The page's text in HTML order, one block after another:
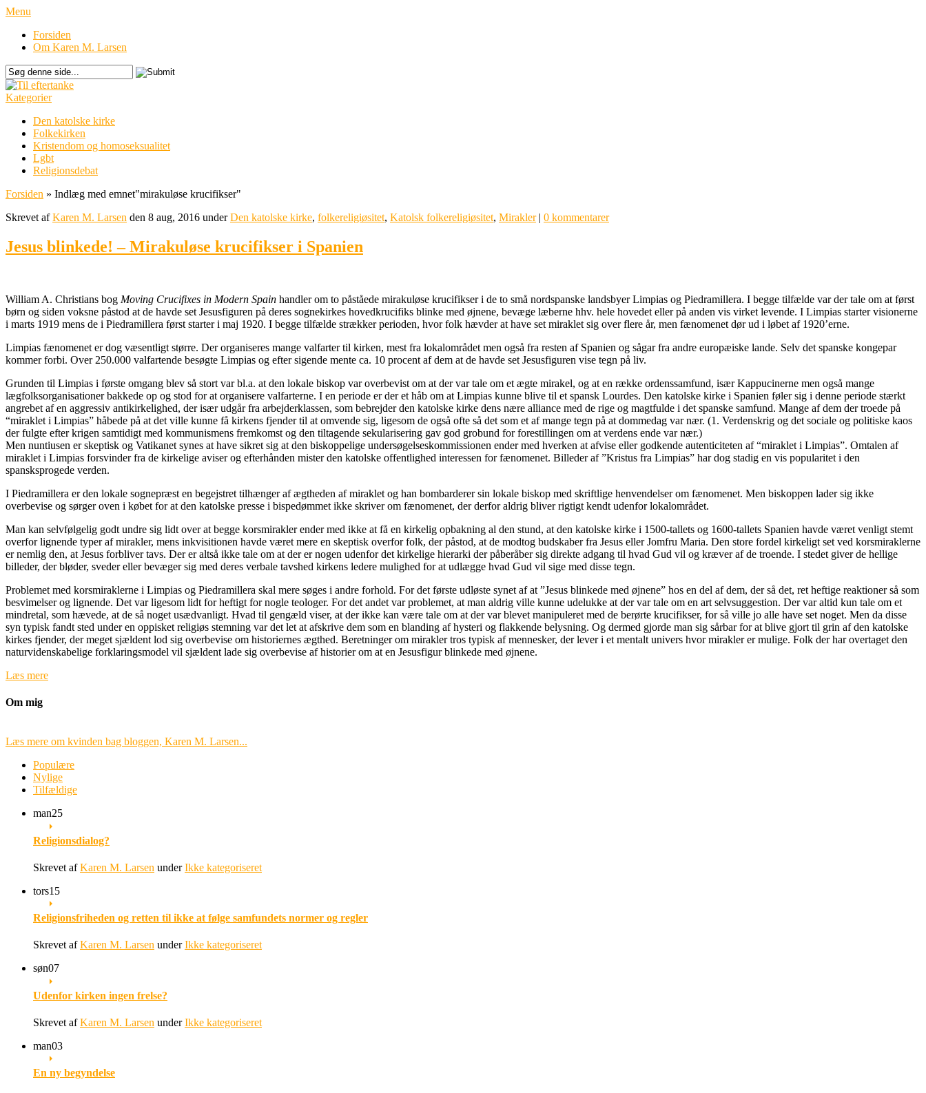
Menu
Forsiden
Om Karen M. Larsen
Kategorier
Den katolske kirke
Folkekirken
Kristendom og homoseksualitet
Lgbt
Religionsdebat
Forsiden » Indlæg med emnet"mirakuløse krucifikser"
Skrevet afKaren M. Larsen den 8 aug, 2016 underDen katolske kirke, folkereligiøsitet, Katolsk folkereligiøsitet, Mirakler| 0 kommentarer
Jesus blinkede! – Mirakuløse krucifikser i Spanien
William A. Christians bog Moving Crucifixes in Modern Spain handler om to påståede mirakuløse krucifikser i de to små nordspanske landsbyer Limpias og Piedramillera. I begge tilfælde var der tale om at først
børn og siden voksne påstod at de havde set Jesusfiguren på deres sognekirkes hovedkrucifiks blinke med øjnene, bevæge læberne hhv. hele hovedet eller på anden vis virket levende. I Limpias starter visionerne
i marts 1919 mens de i Piedramillera først starter i maj 1920. I begge tilfælde strækker perioden, hvor folk hævder at have set miraklet sig over flere år, men fænomenet dør ud i løbet af 1920’erne.
Limpias fænomenet er dog væsentligt større. Der organiseres mange valfarter til kirken, mest fra lokalområdet men også fra resten af Spanien og sågar fra andre europæiske lande. Selv det spanske kongepar
kommer forbi. Over 250.000 valfartende besøgte Limpias og efter sigende mente ca. 10 procent af dem at de havde set Jesusfiguren vise tegn på liv.
Grunden til Limpias i første omgang blev så stort var bl.a. at den lokale biskop var overbevist om at der var tale om et ægte mirakel, og at en række ordenssamfund, især Kappucinerne men også mange
lægfolksorganisationer bakkede op og stod for at organisere valfarterne. I en periode er der et håb om at Limpias kunne blive til et spansk Lourdes. Den katolske kirke i Spanien føler sig i denne periode stærkt
angrebet af en aggressiv antikirkelighed, der især udgår fra arbejderklassen, som bebrejder den katolske kirke dens nære alliance med de rige og magtfulde i det spanske samfund. Mange af dem der troede på
“miraklet i Limpias” håbede på at det ville kunne få kirkens fjender til at omvende sig, ligesom de også ofte så det som et af mange tegn på at dommedag var nær. (1. Verdenskrig og det sociale og politiske kaos
der fulgte efter krigen samtidigt med kommunismens fremkomst og den tiltagende sekularisering gav god grobund for forestillingen om at verdens ende var nær.)
Men nuntiusen er skeptisk og Vatikanet synes at have sikret sig at den biskoppelige undersøgelseskommissionen ender med hverken at afvise eller godkende autenticiteten af “miraklet i Limpias”. Omtalen af
miraklet i Limpias forsvinder fra de kirkelige aviser og efterhånden mister den katolske offentlighed interessen for fænomenet. Billeder af ”Kristus fra Limpias” har dog stadig en vis popularitet i den
spansksprogede verden.
I Piedramillera er den lokale sognepræst en begejstret tilhænger af ægtheden af miraklet og han bombarderer sin lokale biskop med skriftlige henvendelser om fænomenet. Men biskoppen lader sig ikke
overbevise og sørger oven i købet for at den katolske presse i bispedømmet ikke skriver om fænomenet, der derfor aldrig bliver rigtigt kendt udenfor lokalområdet.
Man kan selvfølgelig godt undre sig lidt over at begge korsmirakler ender med ikke at få en kirkelig opbakning al den stund, at den katolske kirke i 1500-tallets og 1600-tallets Spanien havde været venligt stemt
overfor lignende typer af mirakler, mens inkvisitionen havde været mere en skeptisk overfor folk, der påstod, at de modtog budskaber fra Jesus eller Jomfru Maria. Den store fordel kirkeligt set ved korsmiraklerne
er nemlig den, at Jesus forbliver tavs. Der er altså ikke tale om at der er nogen udenfor det kirkelige hierarki der påberåber sig direkte adgang til hvad Gud vil og kræver af de troende. I stedet giver de hellige
billeder, der bløder, sveder eller bevæger sig med deres verbale tavshed kirkens ledere mulighed for at udlægge hvad Gud vil sige med disse tegn.
Problemet med korsmiraklerne i Limpias og Piedramillera skal mere søges i andre forhold. For det første udløste synet af at ”Jesus blinkede med øjnene” hos en del af dem, der så det, ret heftige reaktioner så som
besvimelser og lignende. Det var ligesom lidt for heftigt for nogle teologer. For det andet var problemet, at man aldrig ville kunne udelukke at der var tale om en art selvsuggestion. Der var altid kun tale om et
mindretal, som hævede, at de så noget usædvanligt. Hvad til gengæld viser, at der ikke kan være tale om at der var blevet manipuleret med de berørte krucifikser, for så ville jo alle have set noget. Men da disse
syn typisk fandt sted under en oppisket religiøs stemning var det let at afskrive dem som en blanding af hysteri og flakkende belysning. Og dermed gjorde man sig sårbar for at blive gjort til grin af den katolske
kirkes fjender, der meget sjældent lod sig overbevise om historiernes ægthed. Beretninger om mirakler tros typisk af mennesker, der lever i et mentalt univers hvor mirakler er mulige. Folk der har overtaget den
naturvidenskabelige forklaringsmodel vil sjældent lade sig overbevise af historier om at en Jesusfigur blinkede med øjnene.
Læs mere
Om mig
Læs mere om kvinden bag bloggen, Karen M. Larsen...
Populære
Nylige
Tilfældige
man25
Religionsdialog?
Skrevet afKaren M. Larsen underIkke kategoriseret
tors15
Religionsfriheden og retten til ikke at følge samfundets normer og regler
Skrevet afKaren M. Larsen underIkke kategoriseret
søn07
Udenfor kirken ingen frelse?
Skrevet afKaren M. Larsen underIkke kategoriseret
man03
En ny begyndelse